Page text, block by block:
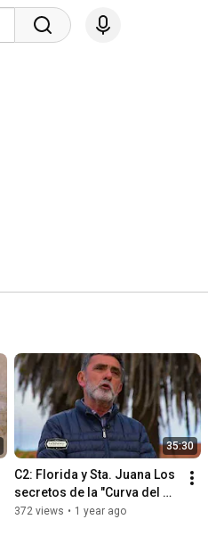
35:30
C2: Florida y Sta. Juana Los
secretos de la "Curva del
Ingeniero" y la construcción
372 views • 1 year ago